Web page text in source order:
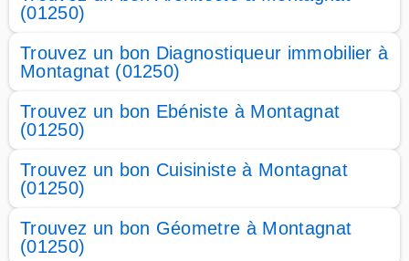
(01250)
Trouvez un bon Diagnostiqueur immobilier à
Montagnat (01250)
Trouvez un bon Ebéniste à Montagnat
(01250)
Trouvez un bon Cuisiniste à Montagnat
(01250)
Trouvez un bon Géometre à Montagnat
(01250)